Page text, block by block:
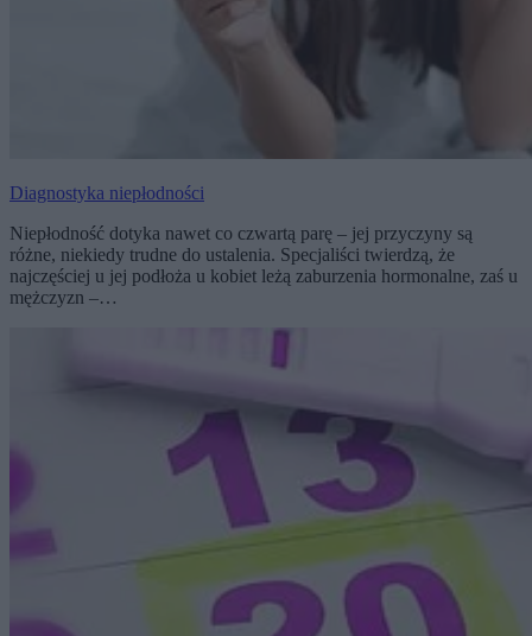
Diagnostyka niepłodności
Niepłodność dotyka nawet co czwartą parę – jej przyczyny są
różne, niekiedy trudne do ustalenia. Specjaliści twierdzą, że
najczęściej u jej podłoża u kobiet leżą zaburzenia hormonalne, zaś u
mężczyzn –…